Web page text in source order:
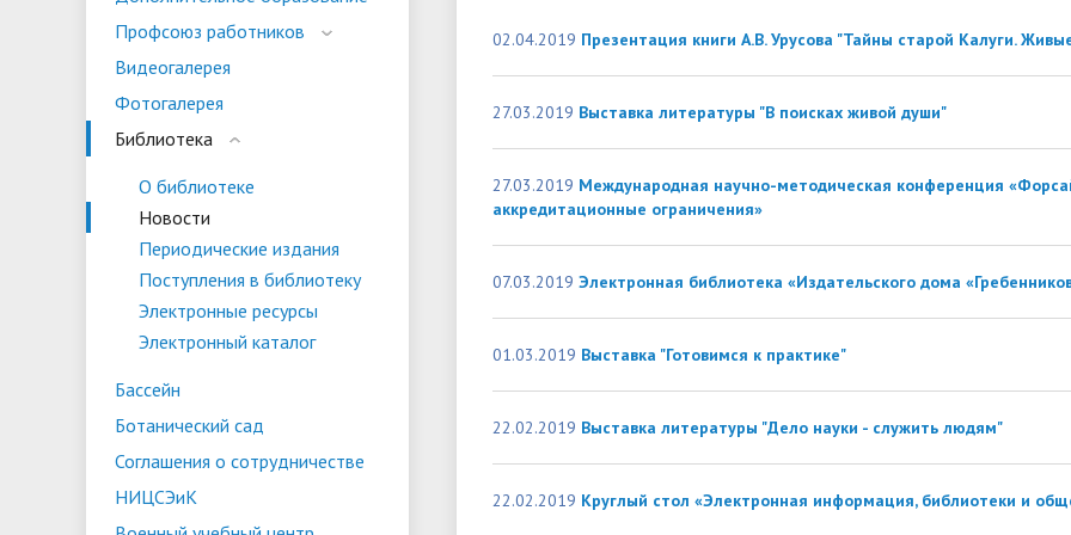
Военный учебный центр
Тестирование иностранных граждан
истории России и основам
законодательства Российской
Федерации
Внутренняя система оценки
Особая квота Отдельная квота Подготовительные курсы
Информация для иностранных
граждан
Объединенный совет обучающихся Заселение в общежитие
Национальные проекты Российской
Федерации
Профсоюз работников
Видеогалерея
Фотогалерея
Библиотека
О библиотеке
Новости
Периодические издания
Поступления в библиотеку
Электронные ресурсы
Электронный каталог
Бассейн
Ботанический сад
Соглашения о сотрудничестве
НИЦСЭиК
02.04.2019 Презентация книги А.В. Урусова "Тайны старой Калуги.
27.03.2019 Выставка литературы "В поисках живой души"
27.03.2019 Международная научно-методическая конференция
аккредитационные ограничения»
07.03.2019 Электронная библиотека «Издательского дома
01.03.2019 Выставка "Готовимся к практике"
22.02.2019 Выставка литературы "Дело науки - служить людям"
22.02.2019 Круглый стол «Электронная информация, библиотеки и